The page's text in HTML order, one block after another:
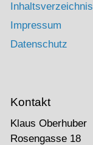
Inhaltsverzeichnis
Impressum
Datenschutz
Kontakt
Klaus Oberhuber
Rosengasse 18